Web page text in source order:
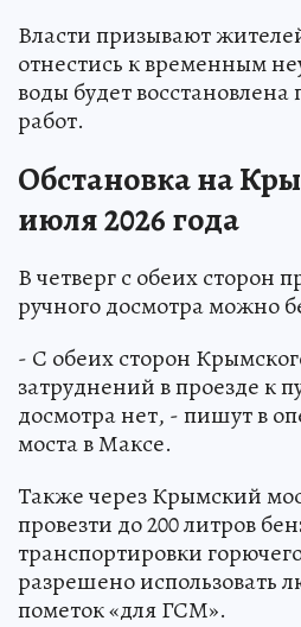
Власти призывают
отнестись к временным
воды будет
работ.
Обстановка на
июля 2026 года
В четверг с обеих сторон
ручного досмотра можно
- С обеих сторон
затруднений в проезде к
досмотра нет, - пишут в
моста в Максе.
Также через Крымский
провезти до 200 литров
транспортировки
разрешено использовать
пометок «для ГСМ».